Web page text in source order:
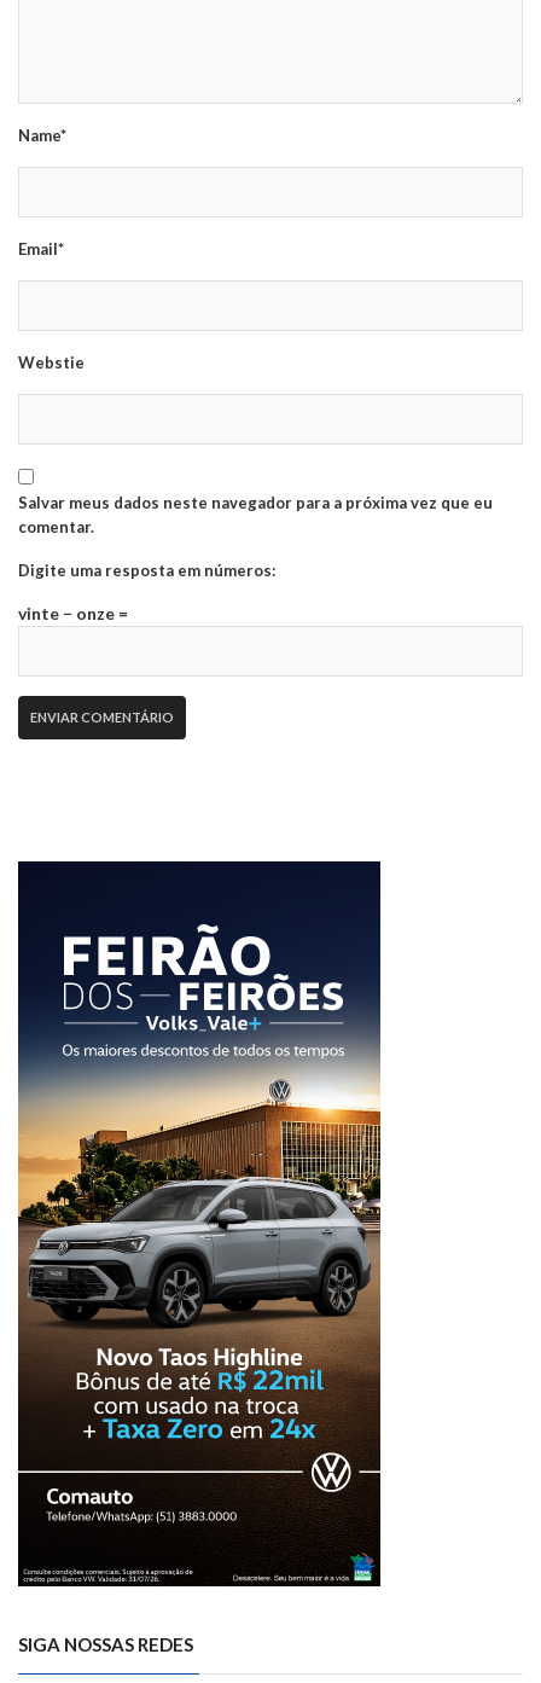
Name*
Email*
Webstie
Salvar meus dados neste navegador para a próxima vez que eu
comentar.
Digite uma resposta em números:
vinte − onze =
SIGA NOSSAS REDES